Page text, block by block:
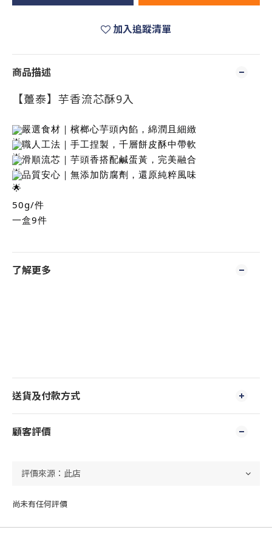
加入追蹤清單
商品描述
【躉泰】芋香流芯酥9入
嚴選食材｜檳榔心芋頭內餡，綿潤且細緻
職人工法｜手工捏製，千層餅皮酥中帶軟
滑順流芯｜芋頭香搭配鹹蛋黃，完美融合
品質安心｜無添加防腐劑，還原純粹風味
50g/件
一盒9件
了解更多
送貨及付款方式
顧客評價
尚未有任何評價